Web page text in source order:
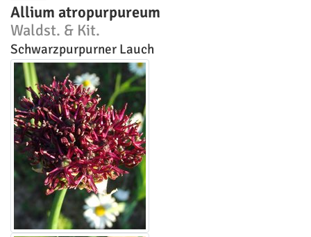
Allium atropurpureum
Waldst. & Kit.
Schwarzpurpurner Lauch